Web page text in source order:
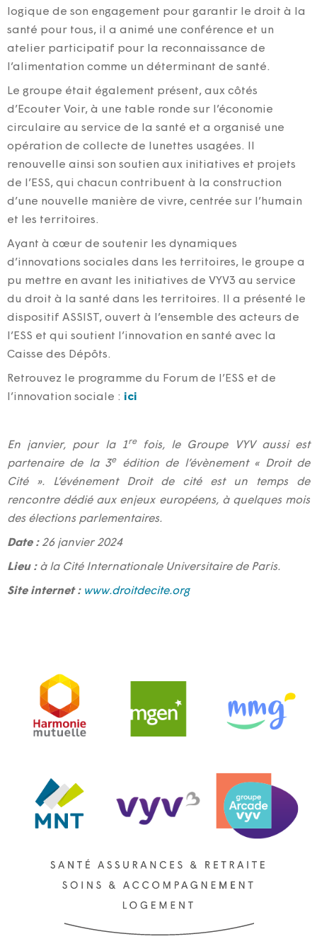
logique de son engagement pour garantir le droit à la
santé pour tous, il a animé une conférence et un
atelier participatif pour la reconnaissance de
l’alimentation comme un déterminant de santé.
Le groupe était également présent, aux côtés
d’Ecouter Voir, à une table ronde sur l’économie
circulaire au service de la santé et a organisé une
opération de collecte de lunettes usagées. Il
renouvelle ainsi son soutien aux initiatives et projets
de l’ESS, qui chacun contribuent à la construction
d’une nouvelle manière de vivre, centrée sur l’humain
et les territoires.
Ayant à cœur de soutenir les dynamiques
d’innovations sociales dans les territoires, le groupe a
pu mettre en avant les initiatives de VYV3 au service
du droit à la santé dans les territoires. Il a présenté le
dispositif ASSIST, ouvert à l’ensemble des acteurs de
l’ESS et qui soutient l’innovation en santé avec la
Caisse des Dépôts.
Retrouvez le programme du Forum de l’ESS et de
l’innovation sociale : ici
En janvier, pour la 1refois, le Groupe VYV aussi est
partenaire de la 3eédition de l’évènement « Droit de
Cité ». L’événement Droit de cité est un temps de
rencontre dédié aux enjeux européens, à quelques mois
des élections parlementaires.
Date :26 janvier 2024
Lieu :à la Cité Internationale Universitaire de Paris.
Site internet : www.droitdecite.org